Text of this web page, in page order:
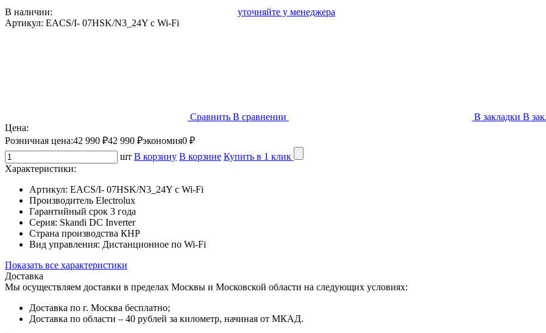
В наличии:
уточняйте у менеджера
Артикул: EACS/I- 07HSK/N3_24Y с Wi-Fi
Сравнить В сравнении В закладки В
Цена:
Розничная цена:42 990 ₽42 990 ₽экономия0 ₽
шт В корзину В корзине Купить в 1 клик
Характеристики:
Артикул: EACS/I- 07HSK/N3_24Y с Wi-Fi
Производитель Electrolux
Гарантийный срок 3 года
Серия: Skandi DC Inverter
Страна производства КНР
Вид управления: Дистанционное по Wi-Fi
Показать все характеристики
Доставка
Мы осуществляем доставки в пределах Москвы и Московской области на следующих условиях:
Доставка по г. Москва бесплатно;
Доставка по области – 40 рублей за километр, начиная от МКАД.